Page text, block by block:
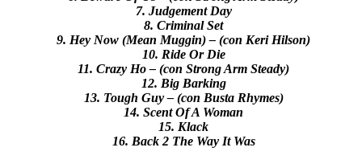
7. Judgement Day
8. Criminal Set
9. Hey Now (Mean Muggin) – (con Keri Hilson)
10. Ride Or Die
11. Crazy Ho – (con Strong Arm Steady)
12. Big Barking
13. Tough Guy – (con Busta Rhymes)
14. Scent Of A Woman
15. Klack
16. Back 2 The Way It Was